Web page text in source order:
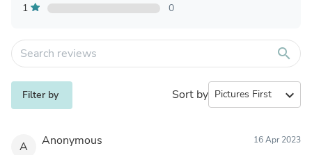
1
0
search
Filter by Sort by expand_more
A Anonymous 16 Apr 2023